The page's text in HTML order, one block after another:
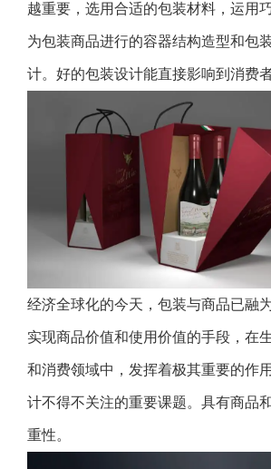
越重要，选用合适的包装材料，运用
为包装商品进行的容器结构造型和包
计。好的包装设计能直接影响到消费
经济全球化的今天，包装与商品已融
实现商品价值和使用价值的手段，在
和消费领域中，发挥着极其重要的作
计不得不关注的重要课题。具有商品
重性。